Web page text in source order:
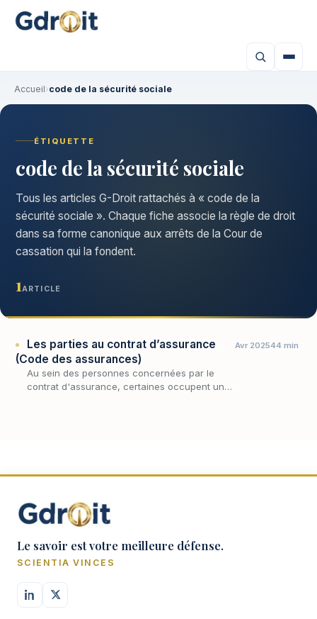
Accueil›code de la sécurité sociale
ÉTIQUETTE
code de la sécurité sociale
Tous les articles G-Droit rattachés à « code de la
sécurité sociale ». Chaque fiche associe la règle de droit
dans sa forme canonique aux arrêts de la Cour de
cassation qui la fondent.
1 ARTICLE
Les parties au contrat d’assurance
(Code des assurances)
Au sein des personnes concernées par le
contrat d'assurance, certaines occupent une
Avr 202544 min
Le savoir est votre meilleure défense.
SCIENTIA VINCES